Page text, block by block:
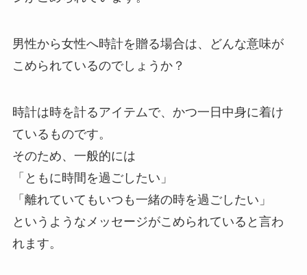
男性から女性へ時計を贈る場合は、どんな意味が
こめられているのでしょうか？
時計は時を計るアイテムで、かつ一日中身に着け
ているものです。
そのため、一般的には
「ともに時間を過ごしたい」
「離れていてもいつも一緒の時を過ごしたい」
というようなメッセージがこめられていると言わ
れます。